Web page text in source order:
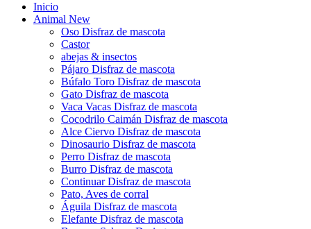
Inicio
Animal New
Oso Disfraz de mascota
Castor
abejas & insectos
Pájaro Disfraz de mascota
Búfalo Toro Disfraz de mascota
Gato Disfraz de mascota
Vaca Vacas Disfraz de mascota
Cocodrilo Caimán Disfraz de mascota
Alce Ciervo Disfraz de mascota
Dinosaurio Disfraz de mascota
Perro Disfraz de mascota
Burro Disfraz de mascota
Continuar Disfraz de mascota
Pato, Aves de corral
Águila Disfraz de mascota
Elefante Disfraz de mascota